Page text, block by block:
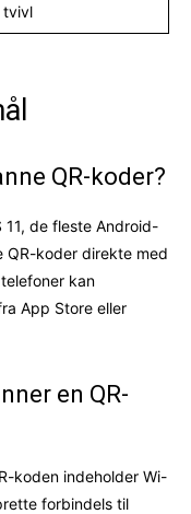
tvivl
QR-koder?
11, de fleste Android-
QR-koder direkte med
kan
App Store eller
en QR-
koden indeholder Wi-
forbindels til